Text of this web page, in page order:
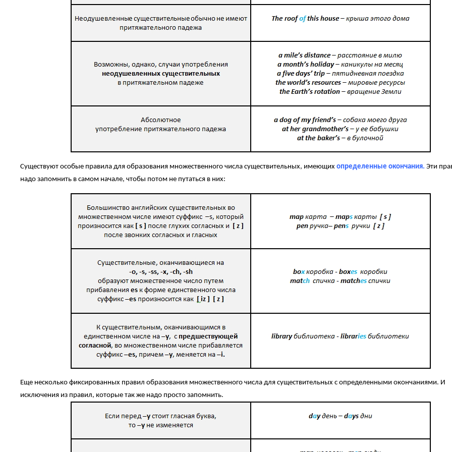
Существуют особые правила для образования множественного числа существительных, имеющих определенные окончания. Эти
надо запомнить в самом начале, чтобы потом не путаться в них:
Еще несколько фиксированных правил образования множественного числа для существительных с определенными окончаниями. И
исключения из правил, которые так же надо просто запомнить.